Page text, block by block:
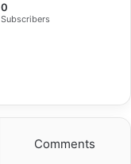
0
Subscribers
Comments